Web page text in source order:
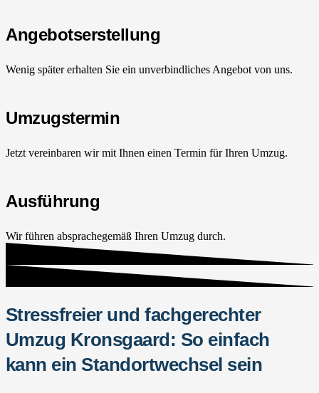
Angebotserstellung
Wenig später erhalten Sie ein unverbindliches Angebot von uns.
Umzugstermin
Jetzt vereinbaren wir mit Ihnen einen Termin für Ihren Umzug.
Ausführung
Wir führen absprachegemäß Ihren Umzug durch.
Stressfreier und fachgerechter
Umzug Kronsgaard: So einfach
kann ein Standortwechsel sein